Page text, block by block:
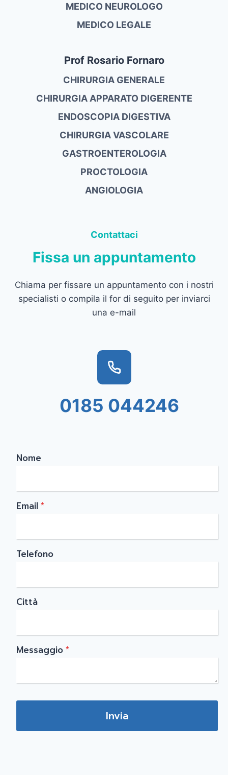
MEDICO NEUROLOGO
MEDICO LEGALE
Prof Rosario Fornaro
CHIRURGIA GENERALE
CHIRURGIA APPARATO DIGERENTE
ENDOSCOPIA DIGESTIVA
CHIRURGIA VASCOLARE
GASTROENTEROLOGIA
PROCTOLOGIA
ANGIOLOGIA
Contattaci
Fissa un appuntamento
Chiama per fissare un appuntamento con i nostri
specialisti o compila il for di seguito per inviarci
una e-mail
0185 044246
Nome
Email*
Telefono
Città
Messaggio*
Invia